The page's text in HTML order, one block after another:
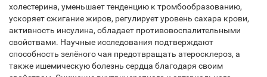
холестерина, уменьшает тенденцию к тромбообразованию,
ускоряет сжигание жиров, регулирует уровень сахара крови,
активность инсулина, обладает противовоспалительными
свойствами. Научные исследования подтверждают
способность зелёного чая предотвращать атеросклероз, а
также ишемическую болезнь сердца благодаря своим